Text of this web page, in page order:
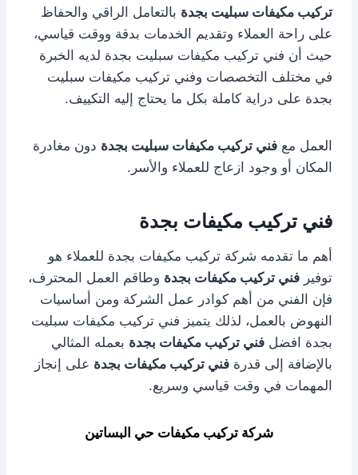
تركيب مكيفات سبليت بجدة بالتعامل الراقي والحفاظ
على راحة العملاء وتقديم الخدمات بدقة ووقت قياسي،
حيث أن فني تركيب مكيفات سبليت بجدة لديه الخبرة
في مختلف التخصصات وفني تركيب مكيفات سبليت
بجدة على دراية كاملة بكل ما يحتاج إليه التكييف.
العمل مع فني تركيب مكيفات سبليت بجدة دون مغادرة
المكان أو وجود ازعاج للعملاء والأسر.
فني تركيب مكيفات بجدة
أهم ما تقدمه شركة تركيب مكيفات بجدة للعملاء هو
توفير فني تركيب مكيفات بجدة وطاقم العمل المحترف،
فإن الفني من أهم كوادر عمل الشركة ومن أساسيات
النهوض بالعمل، لذلك يتميز فني تركيب مكيفات سبليت
بجدة افضل فني تركيب مكيفات بجدة بعمله المثالي
بالإضافة إلى قدرة فني تركيب مكيفات بجدة على إنجاز
المهمات في وقت قياسي وسريع.
شركة تركيب مكيفات حي البساتين